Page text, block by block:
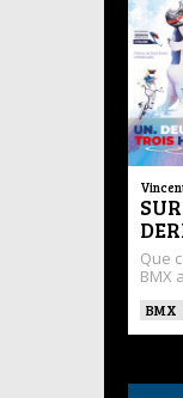
Que
BMX
BMX